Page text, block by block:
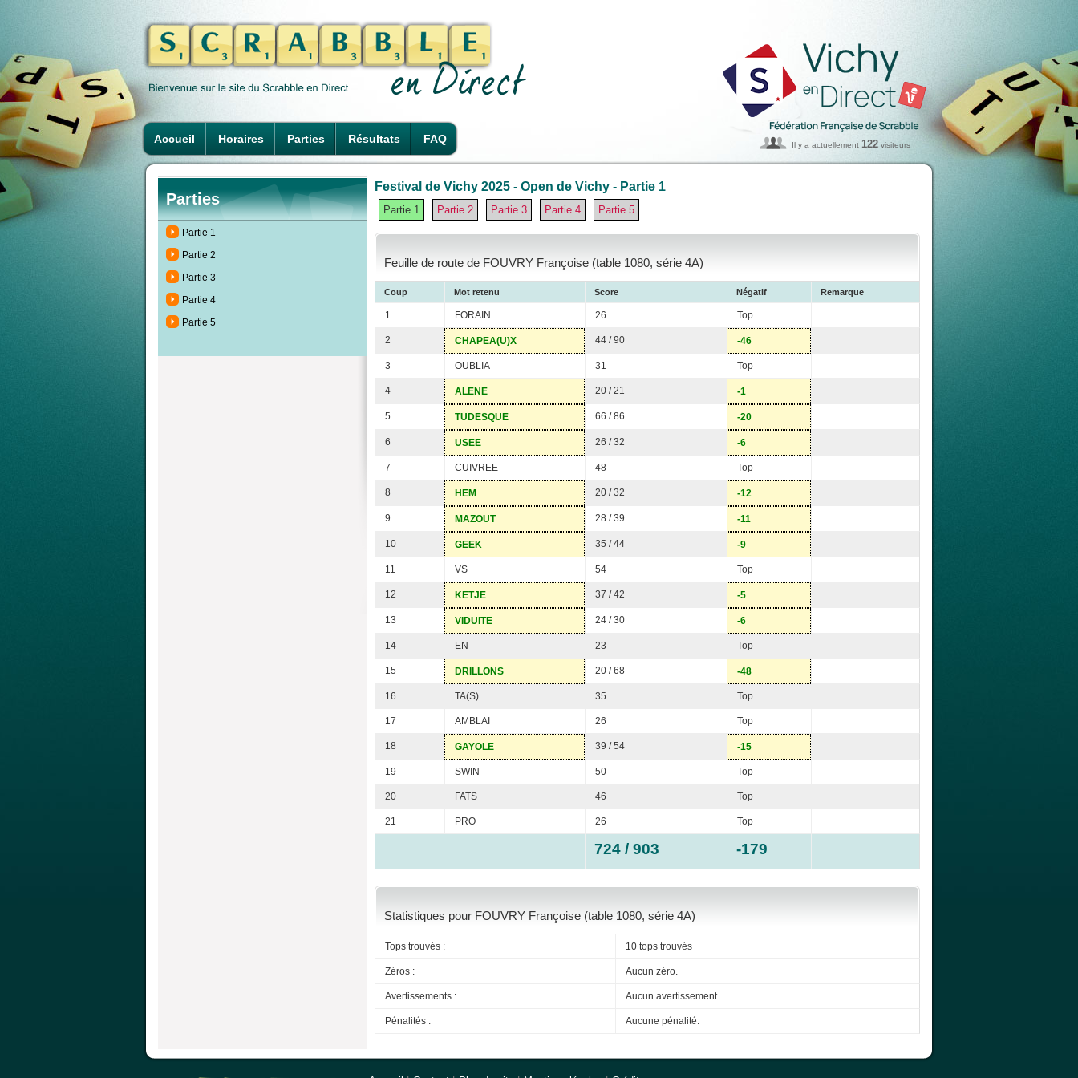
Accueil Horaires Parties Résultats FAQ Il y a actuellement 122 visiteurs
Parties
Partie 1
Partie 2
Partie 3
Partie 4
Partie 5
Festival de Vichy 2025 - Open de Vichy - Partie 1
Partie 1 Partie 2 Partie 3 Partie 4 Partie 5
Feuille de route de FOUVRY Françoise (table 1080, série 4A)
Coup Mot retenu Score Négatif Remarque
1 FORAIN 26 Top
2 CHAPEA(U)X 44 / 90 -46
3 OUBLIA 31 Top
4 ALENE 20 / 21 -1
5 TUDESQUE 66 / 86 -20
6 USEE 26 / 32 -6
7 CUIVREE 48 Top
8 HEM 20 / 32 -12
9 MAZOUT 28 / 39 -11
10 GEEK 35 / 44 -9
11 VS 54 Top
12 KETJE 37 / 42 -5
13 VIDUITE 24 / 30 -6
14 EN 23 Top
15 DRILLONS 20 / 68 -48
16 TA(S) 35 Top
17 AMBLAI 26 Top
18 GAYOLE 39 / 54 -15
19 SWIN 50 Top
20 FATS 46 Top
21 PRO 26 Top
724 / 903 -179
Statistiques pour FOUVRY Françoise (table 1080, série 4A)
Tops trouvés : 10 tops trouvés
Zéros : Aucun zéro.
Avertissements : Aucun avertissement.
Pénalités : Aucune pénalité.